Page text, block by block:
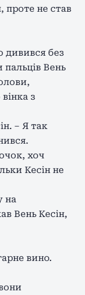
проте не став
без
Вень
з
– Я так
хоч
Кесін не
на
Вень Кесін,
вино.